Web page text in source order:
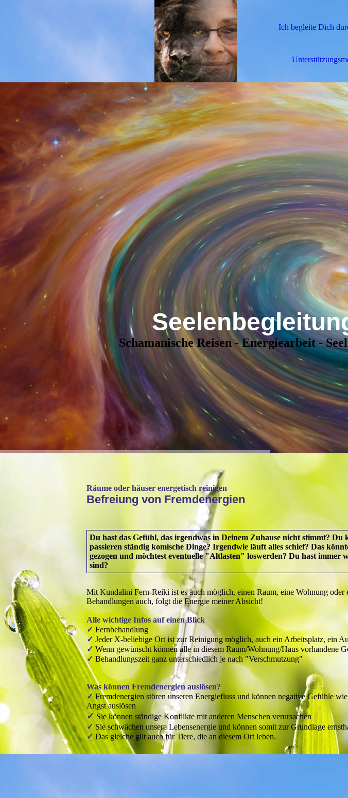
Ich begleite Dich
Schamanische Reisen - Energiearbeit -
Räume oder häuser energetisch reinigen
Befreiung von Fremdenergien
Du hast das Gefühl, das irgendwas in Deinem Zuhause nicht stimmt?
passieren ständig komische Dinge? Irgendwie läuft alles schief? Das
gezogen und möchtest eventuelle "Altlasten" loswerden? Du hast immer
sind?
Mit Kundalini Fern-Reiki ist es auch möglich, einen Raum, eine Wohnung
Behandlungen auch, folgt die Energie meiner Absicht!
Alle wichtige Infos auf einen Blick
✓ Fernbehandlung
✓ Jeder X-beliebige Ort ist zur Reinigung möglich, auch ein Arbeitsplatz, ein
✓ Wenn gewünscht können alle in diesem Raum/Wohnung/Haus vorhandene
✓ Behandlungszeit ganz unterschiedlich je nach "Verschmutzung"
Was können Fremdenergien auslösen?
✓ Fremdenergien stören unseren Energiefluss und können negative Gefühle
Angst auslösen
✓ Sie können ständige Konflikte mit anderen Menschen verursachen
✓ Sie schwächen unsere Lebensenergie und können somit zur Grundlage
✓ Das gleiche gilt auch für Tiere, die an diesem Ort leben.